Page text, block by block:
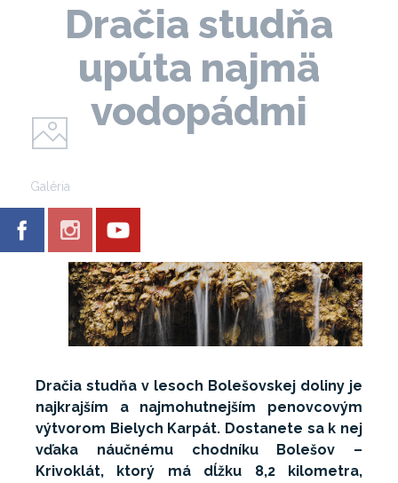
Dračia studňa
upúta najmä
vodopádmi
Galéria
Dračia studňa v lesoch Bolešovskej doliny je
najkrajším a najmohutnejším penovcovým
výtvorom Bielych Karpát. Dostanete sa k nej
vďaka náučnému chodníku Bolešov –
Krivoklát, ktorý má dĺžku 8,2 kilometra,